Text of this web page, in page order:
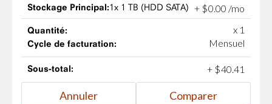
Stockage Principal:1x 1 TB (HDD SATA) + $0 00 /mo
Quantité: x 1
Cycle de facturation: Mensuel
Sous-total: + $40.41